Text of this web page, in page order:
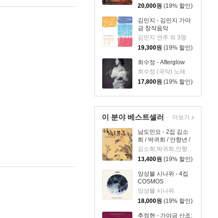
20,000원 (19% 할인)
김민지 - 김민지 가야
금 창작음악
김민지 연주 외 3명
19,300원 (19% 할인)
최수정 - Afterglow
최수정 (국악) 노래
17,800원 (19% 할인)
이 분야 베스트셀러
남도민요 - 2집 김소
희 / 박귀희 / 안향년 /
오정숙 / 남해성
(Song Of South Folk,
Vol. 2)
김소희,박귀희,안향년,오정숙,남해성
13,400원 (19% 할인)
앙상블 시나위 - 4집
COSMOS
앙상블 시나위
18,000원 (19% 할인)
추정현 - 가야금 산조:
더보기